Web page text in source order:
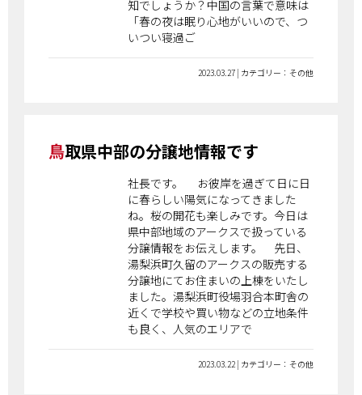
知でしょうか？中国の言葉で意味は
「春の夜は眠り心地がいいので、つ
いつい寝過ご
2023.03.27 | カテゴリー：その他
鳥取県中部の分譲地情報です
社長です。 お彼岸を過ぎて日に日
に春らしい陽気になってきました
ね。桜の開花も楽しみです。今日は
県中部地域のアークスで扱っている
分譲情報をお伝えします。 先日、
湯梨浜町久留のアークスの販売する
分譲地にてお住まいの上棟をいたし
ました。湯梨浜町役場羽合本町舎の
近くで学校や買い物などの立地条件
も良く、人気のエリアで
2023.03.22 | カテゴリー：その他